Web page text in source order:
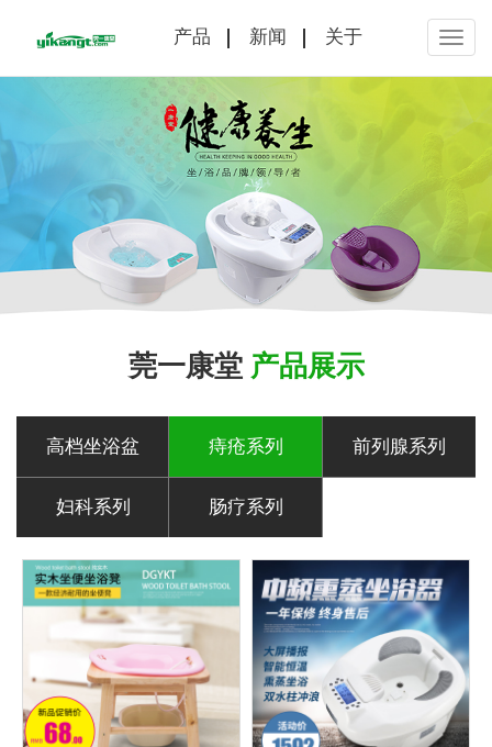
产品 新闻 关于
莞一康堂 产品展示
高档坐浴盆 痔疮系列 前列腺系列
妇科系列 肠疗系列